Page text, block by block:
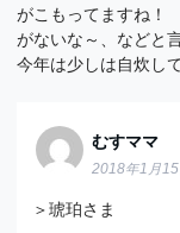
がこもってますね！
がないな～、などと
今年は少しは自炊し
むすママ
2018年1月
＞琥珀さま